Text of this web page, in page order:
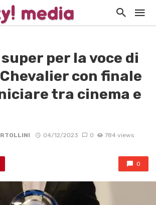
per la voce di
con finale
tra cinema e
04/12/2023 0 784 views
0